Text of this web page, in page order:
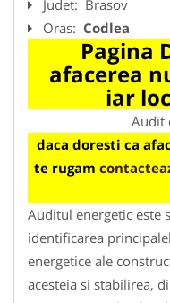
Judet: Brasov
Oras: Codlea
Pagina
afacerea
iar
Audit
daca doresti ca
te rugam
Auditul energetic este
identificarea
energetice ale
acesteia si stabilirea,